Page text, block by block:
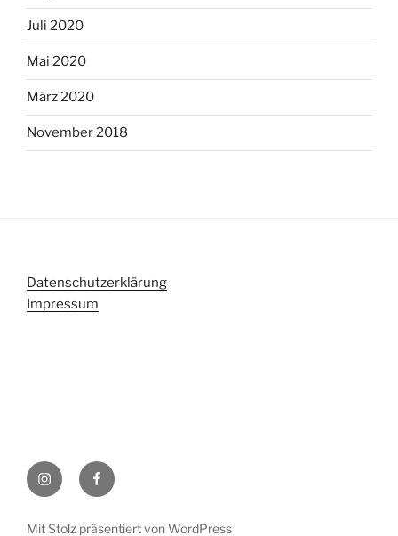
Juli 2020
Mai 2020
März 2020
November 2018
Datenschutzerklärung
Impressum
InstagramFacebook
Mit Stolz präsentiert von WordPress